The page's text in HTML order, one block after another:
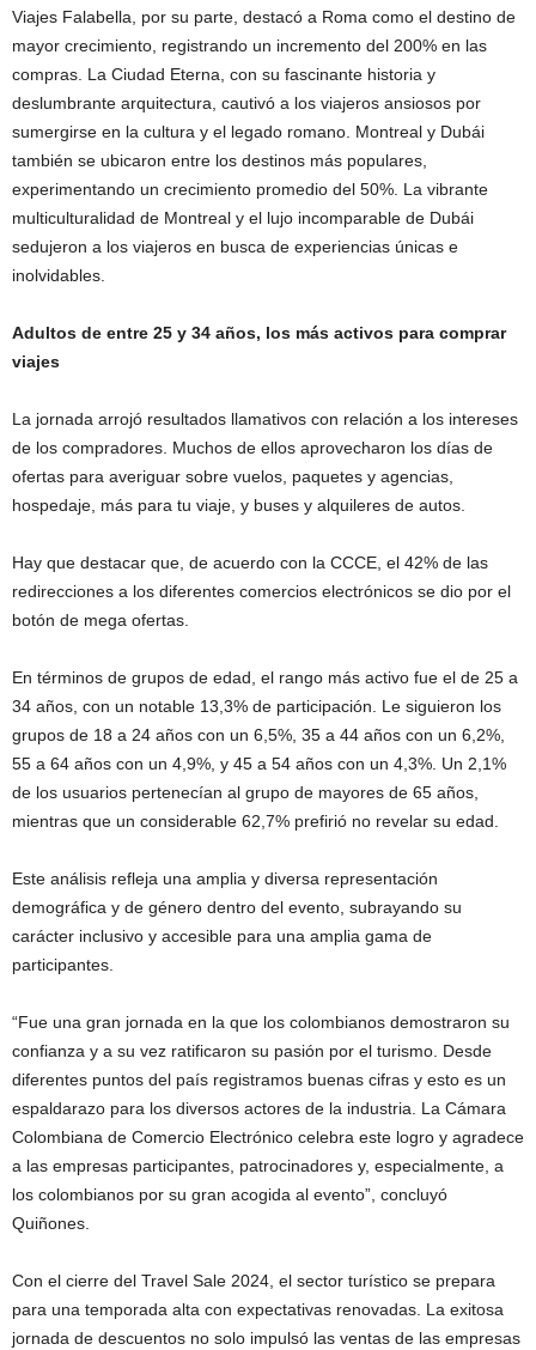
Viajes Falabella, por su parte, destacó a Roma como el destino de
mayor crecimiento, registrando un incremento del 200% en las
compras. La Ciudad Eterna, con su fascinante historia y
deslumbrante arquitectura, cautivó a los viajeros ansiosos por
sumergirse en la cultura y el legado romano. Montreal y Dubái
también se ubicaron entre los destinos más populares,
experimentando un crecimiento promedio del 50%. La vibrante
multiculturalidad de Montreal y el lujo incomparable de Dubái
sedujeron a los viajeros en busca de experiencias únicas e
inolvidables.
Adultos de entre 25 y 34 años, los más activos para comprar
viajes
La jornada arrojó resultados llamativos con relación a los intereses
de los compradores. Muchos de ellos aprovecharon los días de
ofertas para averiguar sobre vuelos, paquetes y agencias,
hospedaje, más para tu viaje, y buses y alquileres de autos.
Hay que destacar que, de acuerdo con la CCCE, el 42% de las
redirecciones a los diferentes comercios electrónicos se dio por el
botón de mega ofertas.
En términos de grupos de edad, el rango más activo fue el de 25 a
34 años, con un notable 13,3% de participación. Le siguieron los
grupos de 18 a 24 años con un 6,5%, 35 a 44 años con un 6,2%,
55 a 64 años con un 4,9%, y 45 a 54 años con un 4,3%. Un 2,1%
de los usuarios pertenecían al grupo de mayores de 65 años,
mientras que un considerable 62,7% prefirió no revelar su edad.
Este análisis refleja una amplia y diversa representación
demográfica y de género dentro del evento, subrayando su
carácter inclusivo y accesible para una amplia gama de
participantes.
“Fue una gran jornada en la que los colombianos demostraron su
confianza y a su vez ratificaron su pasión por el turismo. Desde
diferentes puntos del país registramos buenas cifras y esto es un
espaldarazo para los diversos actores de la industria. La Cámara
Colombiana de Comercio Electrónico celebra este logro y agradece
a las empresas participantes, patrocinadores y, especialmente, a
los colombianos por su gran acogida al evento”, concluyó
Quiñones.
Con el cierre del Travel Sale 2024, el sector turístico se prepara
para una temporada alta con expectativas renovadas. La exitosa
jornada de descuentos no solo impulsó las ventas de las empresas